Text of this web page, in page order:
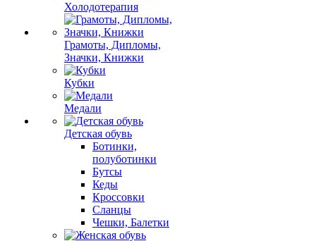
Холодотерапия
Грамоты, Дипломы,
Значки, Книжки
Кубки
Медали
Детская обувь
Ботинки,
полуботинки
Бутсы
Кеды
Кроссовки
Сланцы
Чешки, Балетки